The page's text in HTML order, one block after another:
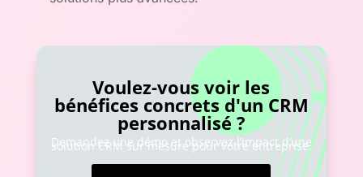
Voulez-vous voir les
bénéfices concrets d'un CRM
personnalisé ?
Demandez une démo et observez l’impact d’une
solution CRM sur mesure pour votre entreprise.